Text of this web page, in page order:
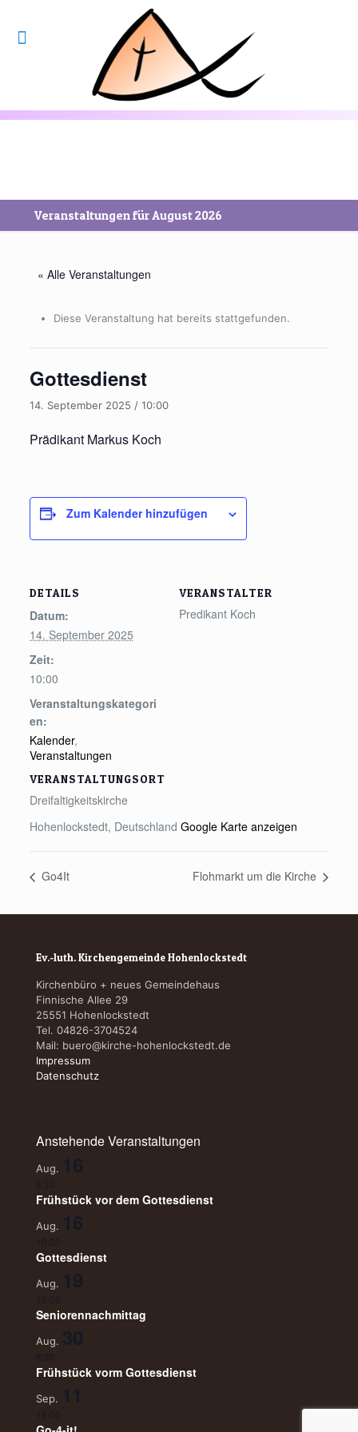
Veranstaltungen für August 2026
« Alle Veranstaltungen
Diese Veranstaltung hat bereits stattgefunden.
Gottesdienst
14. September 2025 / 10:00
Prädikant Markus Koch
Zum Kalender hinzufügen
DETAILS
Datum:
14. September 2025
Zeit:
10:00
Veranstaltungskategori
en:
Kalender,
Veranstaltungen
VERANSTALTUNGSORT
Dreifaltigkeitskirche
Hohenlockstedt, Deutschland Google Karte anzeigen
VERANSTALTER
Predikant Koch
Go4It Flohmarkt um die Kirche
Ev.-luth. Kirchengemeinde Hohenlockstedt
Kirchenbüro + neues Gemeindehaus
Finnische Allee 29
25551 Hohenlockstedt
Tel. 04826-3704524
Mail: buero@kirche-hohenlockstedt.de
Impressum
Datenschutz
Anstehende Veranstaltungen
Aug. 16
8:30
Frühstück vor dem Gottesdienst
Aug. 16
10:00
Gottesdienst
Aug. 19
15:00
Seniorennachmittag
Aug. 30
8:30
Frühstück vorm Gottesdienst
Sep. 11
19:00